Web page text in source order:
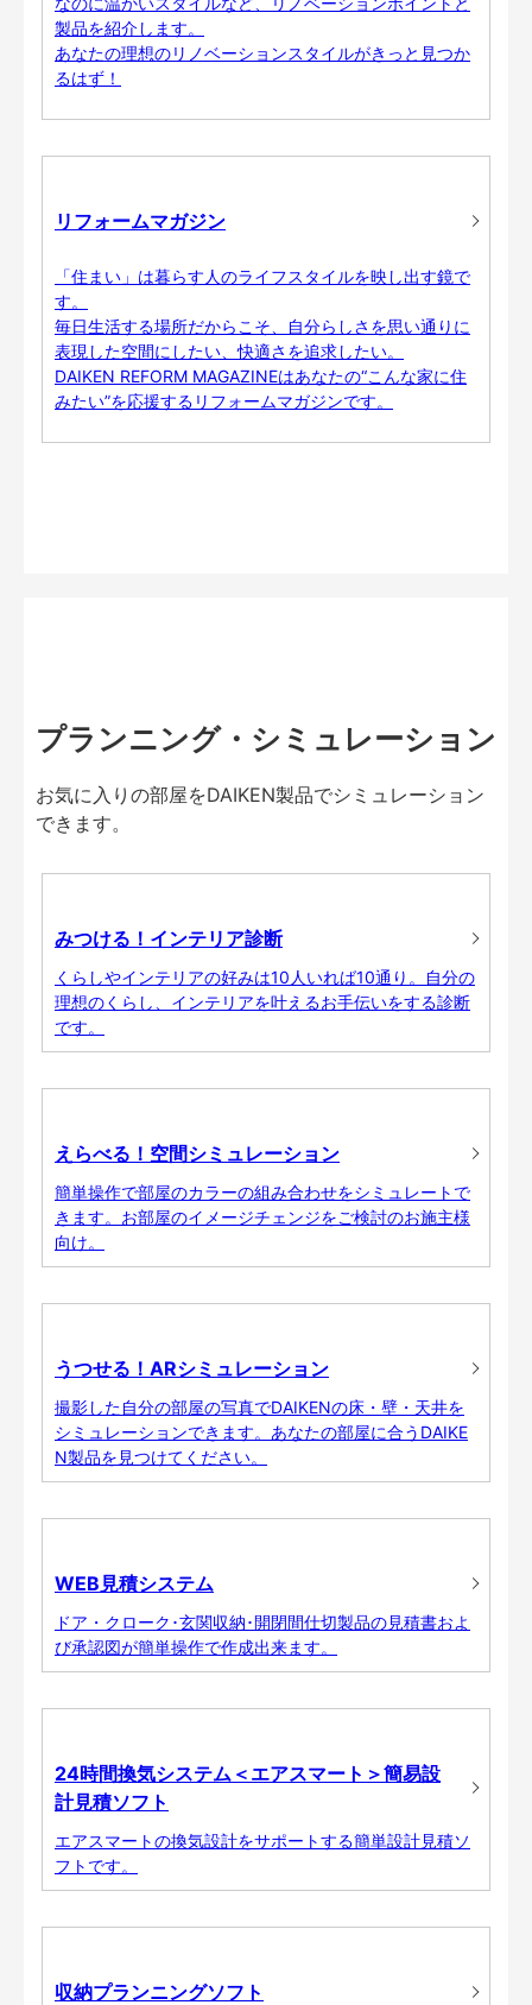
製品を紹介します。
あなたの理想のリノベーションスタイルがきっと見つか
るはず！
リフォームマガジン
「住まい」は暮らす人のライフスタイルを映し出す鏡で
す。
毎日生活する場所だからこそ、自分らしさを思い通りに
表現した空間にしたい、快適さを追求したい。
DAIKEN REFORM MAGAZINEはあなたの“こんな家に住
みたい”を応援するリフォームマガジンです。
プランニング・シミュレーション
お気に入りの部屋をDAIKEN製品でシミュレーション
できます。
みつける！インテリア診断
くらしやインテリアの好みは10人いれば10通り。自分の
理想のくらし、インテリアを叶えるお手伝いをする診断
です。
えらべる！空間シミュレーション
簡単操作で部屋のカラーの組み合わせをシミュレートで
きます。お部屋のイメージチェンジをご検討のお施主様
向け。
うつせる！ARシミュレーション
撮影した自分の部屋の写真でDAIKENの床・壁・天井を
シミュレーションできます。あなたの部屋に合うDAIKE
N製品を見つけてください。
WEB見積システム
ドア・クローク･玄関収納･開閉間仕切製品の見積書およ
び承認図が簡単操作で作成出来ます。
24時間換気システム＜エアスマート＞簡易設
計見積ソフト
エアスマートの換気設計をサポートする簡単設計見積ソ
フトです。
収納プランニングソフト